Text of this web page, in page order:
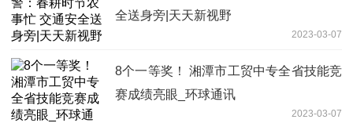
全送身旁|天天新视野
2023-03-07
8个一等奖！ 湘潭市工贸中专全省技能竞
赛成绩亮眼_环球通讯
2023-03-07